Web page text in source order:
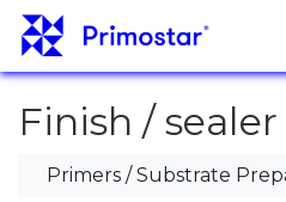
Pāriet pie satura
Finish / sealer
Primers / Substrate